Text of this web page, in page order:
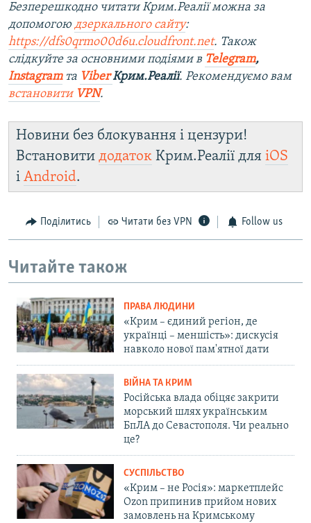
Безперешкодно читати Крим.Реалії можна за
допомогою дзеркального сайту:
https://dfs0qrmo00d6u.cloudfront.net. Також
слідкуйте за основними подіями в Telegram,
Instagramта ViberКрим.Реалії. Рекомендуємо вам
встановити VPN.
Новини без блокування і цензури!
Встановити додаток Крим.Реалії для iOS
і Android.
Поділитись Читати без VPN Follow us
Читайте також
ПРАВА ЛЮДИНИ
«Крим – єдиний регіон, де
українці – меншість»: дискусія
навколо нової пам'ятної дати
ВІЙНА ТА КРИМ
Російська влада обіцяє закрити
морський шлях українським
БпЛА до Севастополя. Чи реально
це?
СУСПІЛЬСТВО
«Крим – не Росія»: маркетплейс
Ozon припинив прийом нових
замовлень на Кримському